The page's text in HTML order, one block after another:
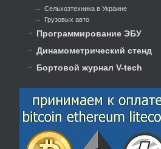
Сельхозтехника в Украине
Грузовых авто
Программирование ЭБУ
Динамометрический стенд
Бортовой журнал V-tech